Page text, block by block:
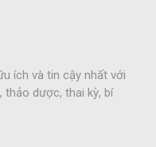
ích và tin cậy nhất với
thảo dược, thai kỳ, bí